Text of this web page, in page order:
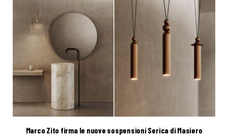
Marco Zito firma le nuove sospensioni Serica di Masiero